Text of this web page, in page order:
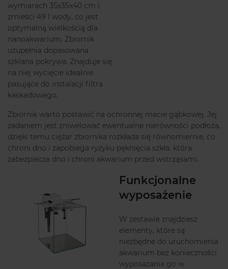
wymiarach 35x35x40 cm i
zmieści 49 l wody, co jest
optymalną wielkością dla
nanoakwarium. Zbiornik
uzupełnia dopasowana
szklana pokrywa. Znajduje się
na niej wycięcie idealnie
pasujące do instalacji filtra
kaskadowego.
Zbiornik warto postawić na ochronnej macie gąbkowej. Jej
zadaniem jest zniwelować ewentualne nierówności podłoża,
dzięki temu ciężar zbiornika rozkłada się równomiernie, co
chroni dno i zapobiega ryzyku pęknięcia szkła. która
zabezpiecza dno i chroni akwarium przed wstrząsami.
Funkcjonalne
wyposażenie
W zestawie znajdziesz
elementy, które są
niezbędne do uruchomienia
akwarium bez konieczności
wyposażania go w